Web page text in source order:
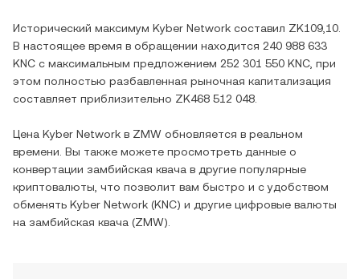
Исторический максимум Kyber Network составил ZK109,10
В настоящее время в обращении находится 240 988 633
KNC с максимальным предложением 252 301 550 KNC , при
этом полностью разбавленная рыночная капитализация
составляет приблизительно ZK468 512 048
Цена Kyber Network в ZMW обновляется в реальном
времени. Вы также можете просмотреть данные о
конвертации замбийская квача в другие популярные
криптовалюты, что позволит вам быстро и с удобством
обменять Kyber Network (KNC) и другие цифровые валюты
на замбийская квача (ZMW).